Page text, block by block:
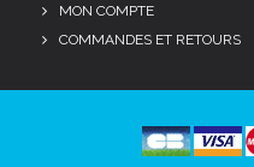
MON COMPTE
COMMANDES ET RETOURS